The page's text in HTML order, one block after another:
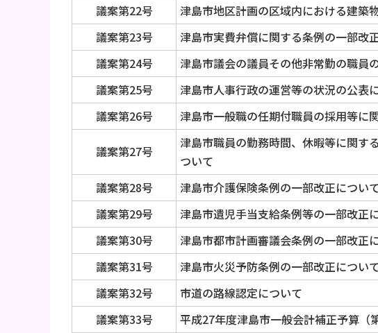
議案第22号
津島市地区計画の区域内における建築
議案第23号
津島市実費弁償に関する条例の一部改
議案第24号
津島市議会の議員その他非常勤の職員
議案第25号
津島市人事行政の運営等の状況の公表
議案第26号
津島市一般職の任期付職員の採用等に
議案第27号
津島市職員の勤務時間、休暇等に関す
ついて
議案第28号 津島市介護保険条例の一部改正につい
議案第29号
津島市遺児手当支給条例等の一部改正
議案第30号
津島市都市計画審議会条例の一部改正
議案第31号
津島市火災予防条例の一部改正につい
議案第32号
市道の路線認定について
議案第33号
平成27年度津島市一般会計補正予算（